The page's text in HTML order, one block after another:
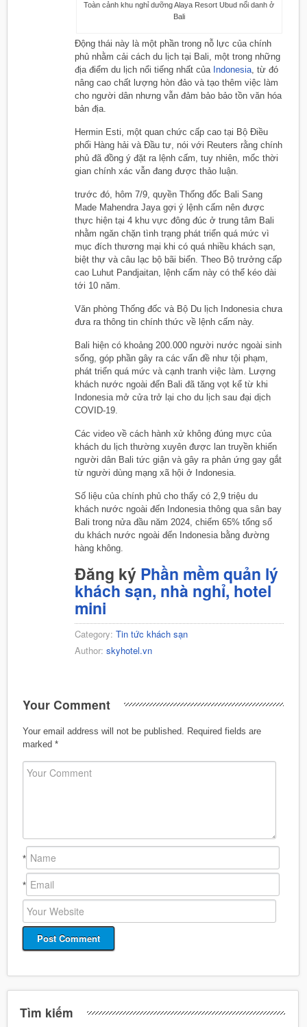
Toàn cảnh khu nghỉ dưỡng Alaya Resort Ubud nổi danh ở
Bali
Động thái này là một phần trong nỗ lực của chính
phủ nhằm cải cách du lịch tại Bali, một trong những
địa điểm du lịch nổi tiếng nhất của Indonesia, từ đó
nâng cao chất lượng hòn đảo và tạo thêm việc làm
cho người dân nhưng vẫn đảm bảo bảo tồn văn hóa
bản địa.
Hermin Esti, một quan chức cấp cao tại Bộ Điều
phối Hàng hải và Đầu tư, nói với Reuters rằng chính
phủ đã đồng ý đặt ra lệnh cấm, tuy nhiên, mốc thời
gian chính xác vẫn đang được thảo luận.
trước đó, hôm 7/9, quyền Thống đốc Bali Sang
Made Mahendra Jaya gợi ý lệnh cấm nên được
thực hiện tại 4 khu vực đông đúc ở trung tâm Bali
nhằm ngăn chặn tình trạng phát triển quá mức vì
mục đích thương mại khi có quá nhiều khách sạn,
biệt thự và câu lạc bộ bãi biển. Theo Bộ trưởng cấp
cao Luhut Pandjaitan, lệnh cấm này có thể kéo dài
tới 10 năm.
Văn phòng Thống đốc và Bộ Du lịch Indonesia chưa
đưa ra thông tin chính thức về lệnh cấm này.
Bali hiện có khoảng 200.000 người nước ngoài sinh
sống, góp phần gây ra các vấn đề như tội phạm,
phát triển quá mức và cạnh tranh việc làm. Lượng
khách nước ngoài đến Bali đã tăng vọt kể từ khi
Indonesia mở cửa trở lại cho du lịch sau đại dịch
COVID-19.
Các video về cách hành xử không đúng mực của
khách du lịch thường xuyên được lan truyền khiến
người dân Bali tức giận và gây ra phản ứng gay gắt
từ người dùng mạng xã hội ở Indonesia.
Số liệu của chính phủ cho thấy có 2,9 triệu du
khách nước ngoài đến Indonesia thông qua sân bay
Bali trong nửa đầu năm 2024, chiếm 65% tổng số
du khách nước ngoài đến Indonesia bằng đường
hàng không.
Đăng ký Phần mềm quản lý
khách sạn, nhà nghỉ, hotel
mini
Category: Tin tức khách sạn
Author: skyhotel.vn
Your Comment
Your email address will not be published. Required fields are
marked *
*
*
Tìm kiếm